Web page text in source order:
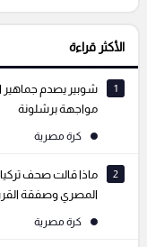
التعليقات السابقة
الأكثر قراءة
1
شوبير يصدم جماهير
مواجهة برشلونة
كرة مصرية
2
ماذا قالت صحف
المصري وصفقة
كرة مصرية